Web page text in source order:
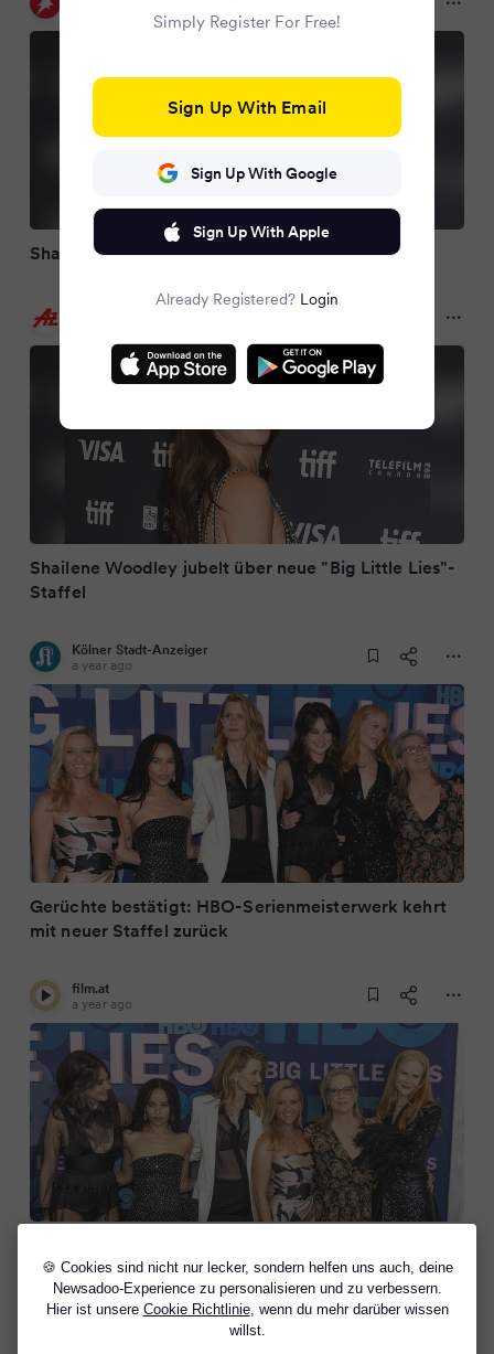
🍪 Cookies sind nicht nur lecker, sondern helfen uns auch, deine
Newsadoo-Experience zu personalisieren und zu verbessern.
Hier ist unsere Cookie Richtlinie, wenn du mehr darüber wissen
willst.
Shailene Woodley bejubelt Comeback
Abendzeitung München
Shailene Woodley jubelt über neue "Big Little Lies"-
Staffel
Kölner Stadt-Anzeiger
a year ago
Gerüchte bestätigt: HBO-Serienmeisterwerk kehrt
mit neuer Staffel zurück
film.at
a year ago
Simply Register For Free!
Sign Up With Email
Sign Up With Google
Sign Up With Apple
Already Registered? Login